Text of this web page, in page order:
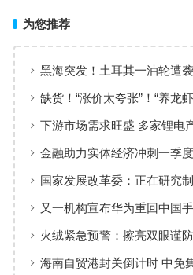
为您推荐
黑海突发！土耳其一油轮遭
升，亚太市场集体调整
缺货！“涨价太夸张”！“养龙
下游市场需求旺盛 多家锂电
金融助力实体经济冲刺一季度
国家发展改革委：正在研究
又一机构宣布华为重回中国
火绒紧急预警：擦亮双眼谨防
海南自贸港封关倒计时 中免